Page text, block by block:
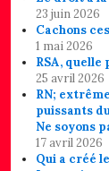
23 juin 2026
Cachons
1 mai 2026
RSA,
25 avril 2026
RN;
puissants
Ne soyons
17 avril 2026
Qui a créé